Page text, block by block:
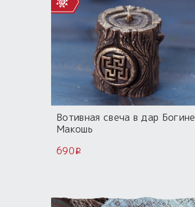
Вотивная свеча в дар Богине
Макошь
690i